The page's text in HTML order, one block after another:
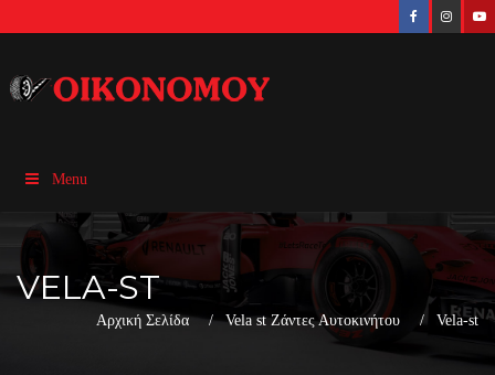
Menu
VELA-ST
Αρχική Σελίδα Vela st Ζάντες Αυτοκινήτου Vela-st